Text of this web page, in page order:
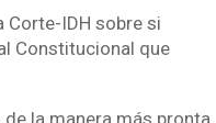
Corte-IDH sobre si
Constitucional que
la manera más pronta